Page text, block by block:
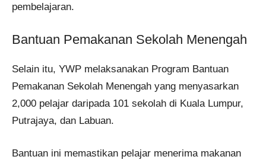
pembelajaran.
Bantuan Pemakanan Sekolah Menengah
Selain itu, YWP melaksanakan Program Bantuan
Pemakanan Sekolah Menengah yang menyasarkan
2,000 pelajar daripada 101 sekolah di Kuala Lumpur,
Putrajaya, dan Labuan.
Bantuan ini memastikan pelajar menerima makanan